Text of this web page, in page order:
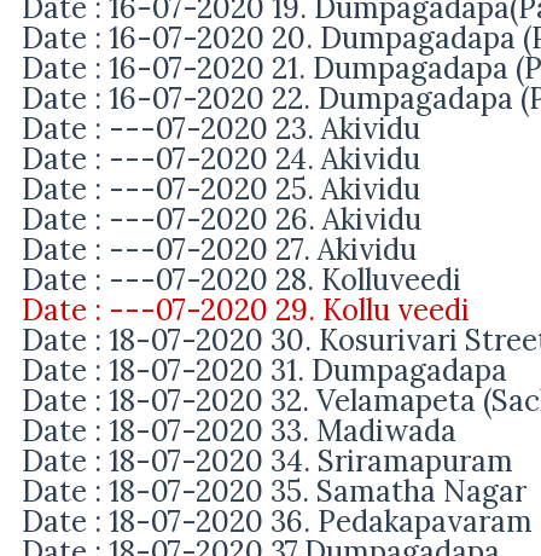
Date : 16-07-2020 19.
Date : 16-07-2020 20. Dumpagadapa
Date : 16-07-2020 21. Dumpagadapa
Date : 16-07-2020 22. Dumpagadapa
Date : ---07-2020 23. Akividu
Date : ---07-2020 24.Akividu
Date : ---07-2020 25.Akividu
Date : ---07-2020 26.Akividu
Date : ---07-2020 27.Akividu
Date : ---07-2020 28. Kolluveedi
Date : ---07-2020 29. Kollu veedi
Date : 18-07-2020 30. Kosurivari
Date : 18-07-2020 31. Dumpagadapa
Date : 18-07-2020 32. Velamapeta
Date : 18-07-2020 33. Madiwada
Date : 18-07-2020 34. Sriramapuram
Date : 18-07-2020 35. Samatha Nagar
Date : 18-07-2020 36. Pedakapavaram